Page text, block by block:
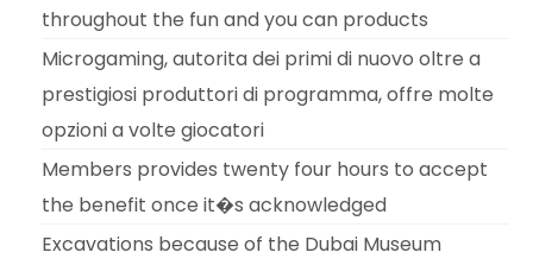
throughout the fun and you can products
Microgaming, autorita dei primi di nuovo oltre a
prestigiosi produttori di programma, offre molte
opzioni a volte giocatori
Members provides twenty four hours to accept
the benefit once it�s acknowledged
Excavations because of the Dubai Museum